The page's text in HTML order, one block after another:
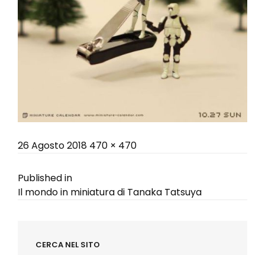
Posted
26 Agosto 2018 Full
470 × 470
Navigazione
Published in
Il mondo in miniatura di Tanaka Tatsuya
CERCA NEL SITO